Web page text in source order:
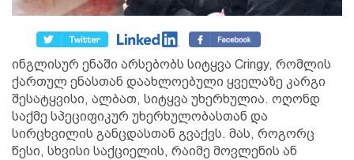
ინგლისურ ენაში არსებობს სიტყვა Cringy, რომლის
ქართულ ენასთან დაახლოებული ყველაზე კარგი
შესატყვისი, ალბათ, სიტყვა უხერხულია. ოღონდ
საქმე სპეციფიკურ უხერხულობასთან და
სირცხვილის განცდასთან გვაქვს. მას, როგორც
წესი, სხვისი საქციელის, რაიმე მოვლენის ან